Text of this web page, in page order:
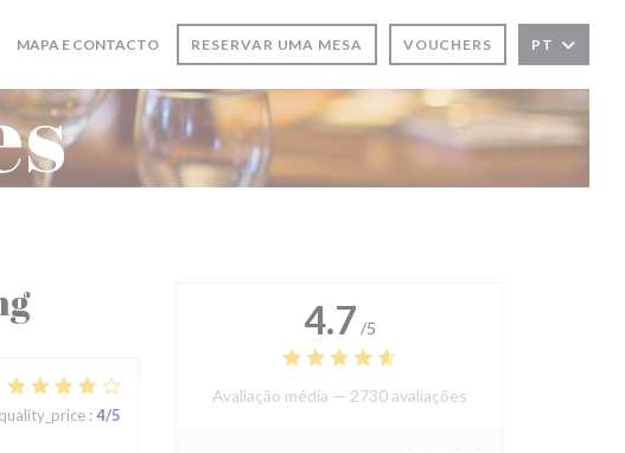
NUMA NOVA JANELA))
((ABRE NUMA NOVA JANELA))
MAPA E CONTACTO RESERVAR UMA MESA VOUCHERS PT
quality_price: 4/5
4.7 /5
Avaliação média — 2730 avaliações